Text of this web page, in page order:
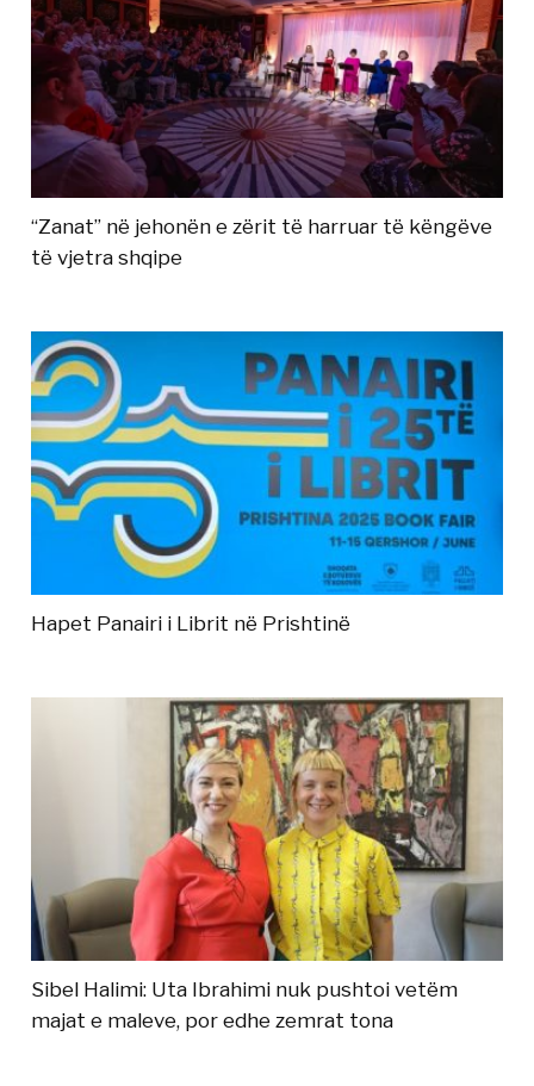
“Zanat” në jehonën e zërit të harruar të këngëve
të vjetra shqipe
Hapet Panairi i Librit në Prishtinë
Sibel Halimi: Uta Ibrahimi nuk pushtoi vetëm
majat e maleve, por edhe zemrat tona